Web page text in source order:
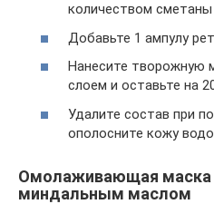
количеством сметаны
Добавьте 1 ампулу
Нанесите творожную
слоем и оставьте на
Удалите состав при
ополосните кожу
Омолаживающая маска
миндальным маслом